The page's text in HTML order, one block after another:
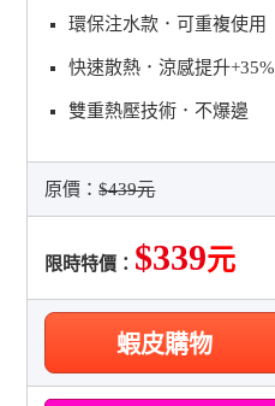
環保注水款．可重複使用
快速散熱．涼感提升+35%
雙重熱壓技術．不爆邊
原價：$439元
限時特價： $339元
蝦皮購物